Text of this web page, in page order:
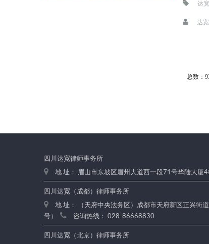
达
达
总数：
四川达宽律师事务所
地 址： 眉山市东坡区眉州大道西一段71号华陆大厦4
四川达宽（成都）律师事务所
地 址： （天府中央法务区）成都市天府新区正兴街
号）
咨询热线： 028-86668830
四川达宽（北京）律师事务所